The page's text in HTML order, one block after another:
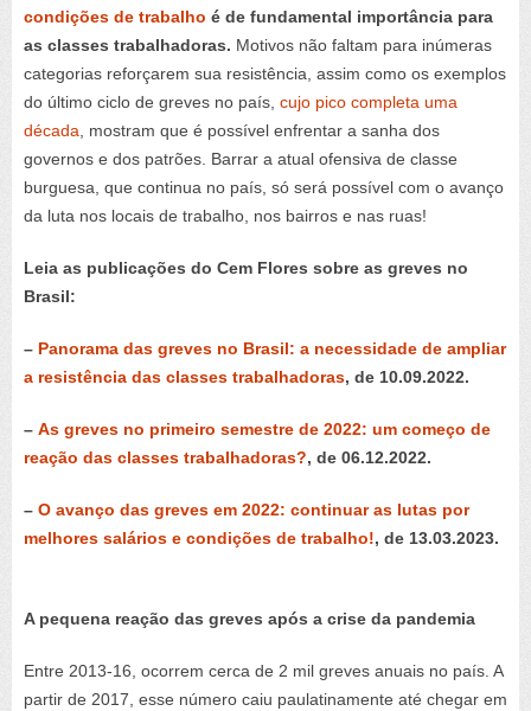
condições de trabalho é de fundamental importância para
as classes trabalhadoras. Motivos não faltam para inúmeras
categorias reforçarem sua resistência, assim como os exemplos
do último ciclo de greves no país, cujo pico completa uma
década, mostram que é possível enfrentar a sanha dos
governos e dos patrões. Barrar a atual ofensiva de classe
burguesa, que continua no país, só será possível com o avanço
da luta nos locais de trabalho, nos bairros e nas ruas!
Leia as publicações do Cem Flores sobre as greves no
Brasil:
– Panorama das greves no Brasil: a necessidade de ampliar
a resistência das classes trabalhadoras, de 10.09.2022.
– As greves no primeiro semestre de 2022: um começo de
reação das classes trabalhadoras?, de 06.12.2022.
– O avanço das greves em 2022: continuar as lutas por
melhores salários e condições de trabalho!, de 13.03.2023.
A pequena reação das greves após a crise da pandemia
Entre 2013-16, ocorrem cerca de 2 mil greves anuais no país. A
partir de 2017, esse número caiu paulatinamente até chegar em